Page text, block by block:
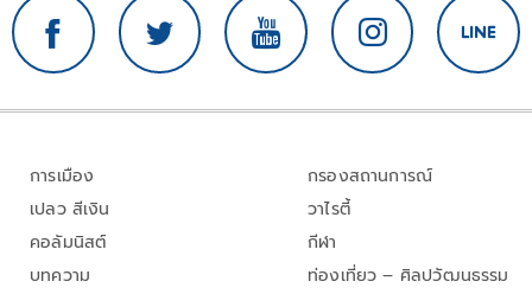
การเมือง
เปลว สีเงิน
คอลัมนิสต์
บทความ
กรองสถานการณ์
วาไรตี้
กีฬา
ท่องเที่ยว – ศิลปวัฒนธรรม